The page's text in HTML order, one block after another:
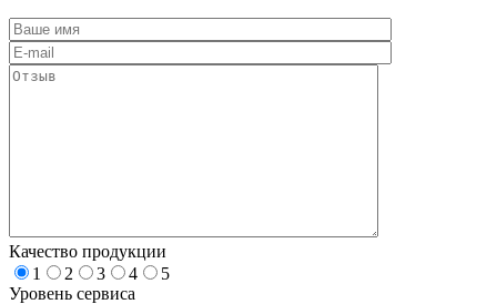
Качество продукции
1
2 3 4
5
Уровень сервиса